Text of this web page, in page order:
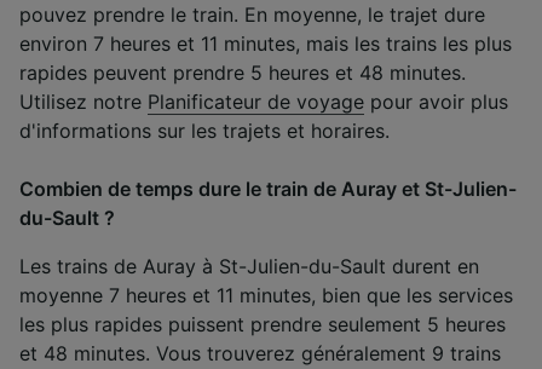
pouvez prendre le train. En moyenne, le trajet dure
environ 7 heures et 11 minutes, mais les trains les plus
rapides peuvent prendre 5 heures et 48 minutes.
Utilisez notre Planificateur de voyage pour avoir plus
d'informations sur les trajets et horaires.
Combien de temps dure le train de Auray et St-Julien-
du-Sault ?
Les trains de Auray à St-Julien-du-Sault durent en
moyenne 7 heures et 11 minutes, bien que les services
les plus rapides puissent prendre seulement 5 heures
et 48 minutes. Vous trouverez généralement 9 trains